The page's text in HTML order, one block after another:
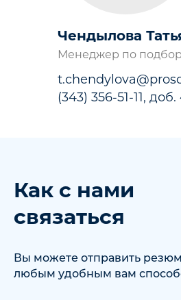
Менеджер по
Чендылова
(343) 356-51-11,
Как с нами
связаться
Вы можете отправить
любым удобным вам